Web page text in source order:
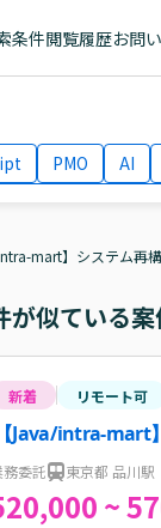
条件閲覧履歴お問
PMO AI
mart】システム再
が似ている
新着 リモート可
【Java/intra-mart
件・求人
務委託 東京都 品川駅
~